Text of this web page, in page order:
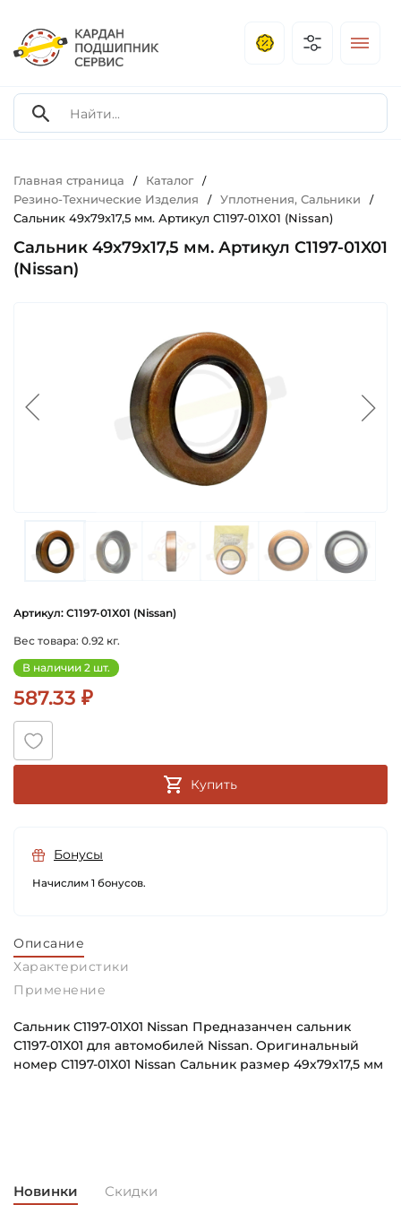
Главная страница / Каталог /
Резино-Технические Изделия / Уплотнения, Сальники /
Сальник 49х79х17,5 мм. Артикул C1197-01X01 (Nissan)
Сальник 49х79х17,5 мм. Артикул C1197-01X01
(Nissan)
Артикул: C1197-01X01 (Nissan)
Вес товара: 0.92 кг.
В наличии 2 шт.
587.33 ₽
Купить
Бонусы
Начислим 1 бонусов.
Описание
Характеристики
Применение
Сальник C1197-01X01 Nissan Предназанчен сальник
C1197-01X01 для автомобилей Nissan. Оригинальный
номер C1197-01X01 Nissan Сальник размер 49х79х17,5 мм
Новинки Скидки